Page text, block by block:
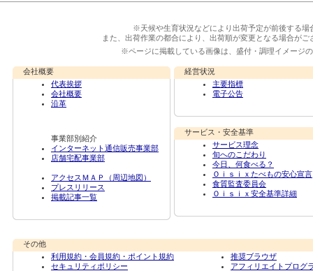
※天候や生育状況などにより出荷予定が前後する場
また、出荷作業の都合により、出荷順が変更となる場合がご
※ページに掲載している画像は、盛付・調理イメージ
会社概要
代表挨拶
会社概要
沿革
事業部別紹介
インターネット通信販売事業部
店舗宅配事業部
アクセスＭＡＰ（周辺地図）
プレスリリース
掲載記事一覧
経営状況
主要指標
電子公告
サービス・安全基準
サービス理念
旬へのこだわり
今日、何食べる？
Ｏｉｓｉｘたべもの安心宣言
食質監査委員会
Ｏｉｓｉｘ安全基準詳細
その他
利用規約・会員規約・ポイント規約
セキュリティポリシー
推奨ブラウザ
アフィリエイトプログ